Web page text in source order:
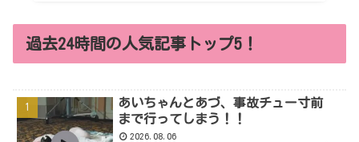
過去24時間の人気記事トップ5！
あいちゃんとあづ、事故チュー寸前
まで行ってしまう！！
2026.08.06